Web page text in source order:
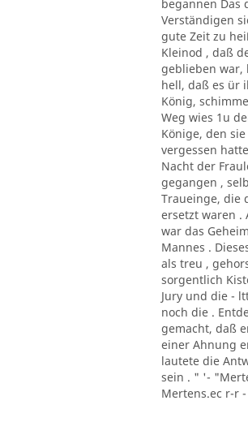
begannen Das
Verständigen
gute Zeit zu
Kleinod , daß
geblieben war,
hell, daß es ür
König,
Weg wies 1u
Könige, den
vergessen
Nacht der
gegangen ,
Traueinge, die
ersetzt waren .
war das
Mannes .
als treu ,
sorgentlich
Jury und die -
noch die .
gemacht, daß
einer Ahnung
lautete die
sein . " '-
Mertens.ec r-r